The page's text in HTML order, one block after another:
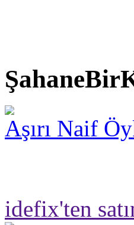
Aşırı Naif
idefix'ten